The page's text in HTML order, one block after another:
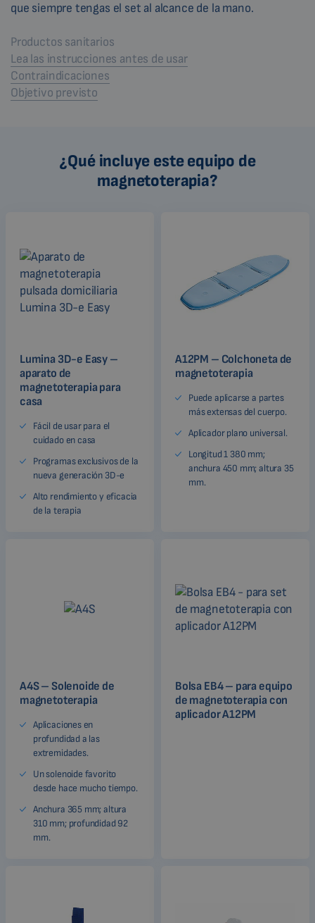
que siempre tengas el set al alcance de la mano.
Productos sanitarios
Lea las instrucciones antes de usar
Contraindicaciones
Objetivo previsto
¿Qué incluye este equipo de
magnetoterapia?
Lumina 3D-e Easy –
aparato de
magnetoterapia para
casa
Fácil de usar para el
cuidado en casa
Programas exclusivos de la
nueva generación 3D-e
Alto rendimiento y eficacia
de la terapia
A12PM – Colchoneta de
magnetoterapia
Puede aplicarse a partes
más extensas del cuerpo.
Aplicador plano universal.
Longitud 1 380 mm;
anchura 450 mm; altura 35
mm.
A4S – Solenoide de
magnetoterapia
Aplicaciones en
profundidad a las
extremidades.
Un solenoide favorito
desde hace mucho tiempo.
Anchura 365 mm; altura
310 mm; profundidad 92
mm.
Bolsa EB4 – para equipo
de magnetoterapia con
aplicador A12PM